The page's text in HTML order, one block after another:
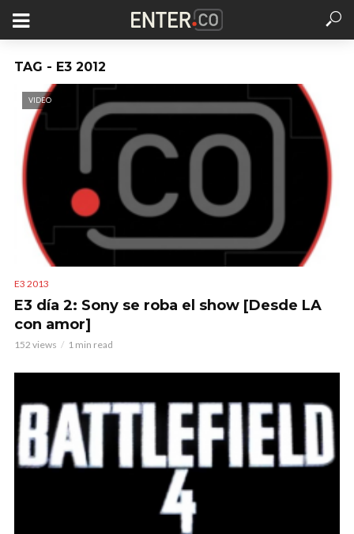
TAG - E3 2012
VIDEO
E3 2013
E3 día 2: Sony se roba el show [Desde LA
con amor]
152 views 1 min read